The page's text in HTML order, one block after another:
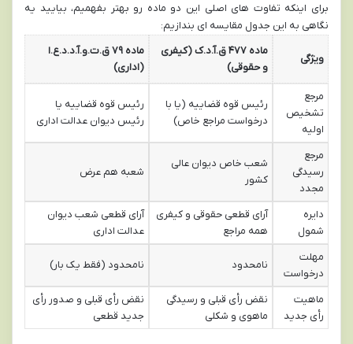
برای اینکه تفاوت های اصلی این دو ماده رو بهتر بفهمیم، بیایید یه
نگاهی به این جدول مقایسه ای بندازیم:
ویژگی
ماده ۴۷۷ ق.آ.د.ک (کیفری
و حقوقی)
ماده ۷۹ ق.ت.و.آ.د.د.ع.ا
(اداری)
مرجع
تشخیص
اولیه
رئیس قوه قضاییه (یا با
درخواست مراجع خاص)
رئیس قوه قضاییه یا
رئیس دیوان عدالت اداری
مرجع
رسیدگی
مجدد
شعب خاص دیوان عالی
کشور
شعبه هم عرض
دایره
شمول
آرای قطعی حقوقی و کیفری
همه مراجع
آرای قطعی شعب دیوان
عدالت اداری
مهلت
درخواست
نامحدود نامحدود (فقط یک بار)
ماهیت
رأی جدید
نقض رأی قبلی و رسیدگی
ماهوی و شکلی
نقض رأی قبلی و صدور رأی
جدید قطعی